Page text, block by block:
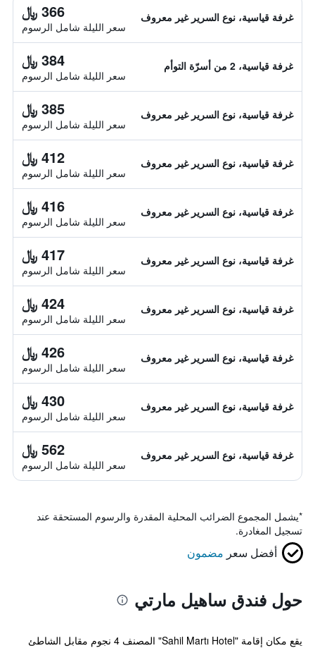
غرفة قياسية، نوع السرير غير معروف 366 ﷼
سعر الليلة شامل الرسوم
غرفة قياسية، 2 من أسرّة التوأم 384 ﷼
سعر الليلة شامل الرسوم
غرفة قياسية، نوع السرير غير معروف 385 ﷼
سعر الليلة شامل الرسوم
غرفة قياسية، نوع السرير غير معروف 412 ﷼
سعر الليلة شامل الرسوم
غرفة قياسية، نوع السرير غير معروف 416 ﷼
سعر الليلة شامل الرسوم
غرفة قياسية، نوع السرير غير معروف 417 ﷼
سعر الليلة شامل الرسوم
غرفة قياسية، نوع السرير غير معروف 424 ﷼
سعر الليلة شامل الرسوم
غرفة قياسية، نوع السرير غير معروف 426 ﷼
سعر الليلة شامل الرسوم
غرفة قياسية، نوع السرير غير معروف 430 ﷼
سعر الليلة شامل الرسوم
غرفة قياسية، نوع السرير غير معروف 562 ﷼
سعر الليلة شامل الرسوم
*يشمل المجموع الضرائب المحلية المقدرة والرسوم المستحقة عند
تسجيل المغادرة.
أفضل سعر مضمون
حول فندق ساهيل مارتي
يقع مكان إقامة "Sahil Martı Hotel" المصنف 4 نجوم مقابل الشاطئ